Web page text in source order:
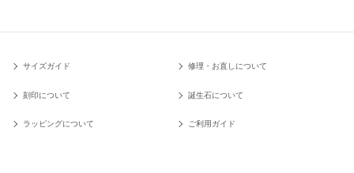
サイズガイド 修理・お直しについて
刻印について 誕生石について
ラッピングについて ご利用ガイド